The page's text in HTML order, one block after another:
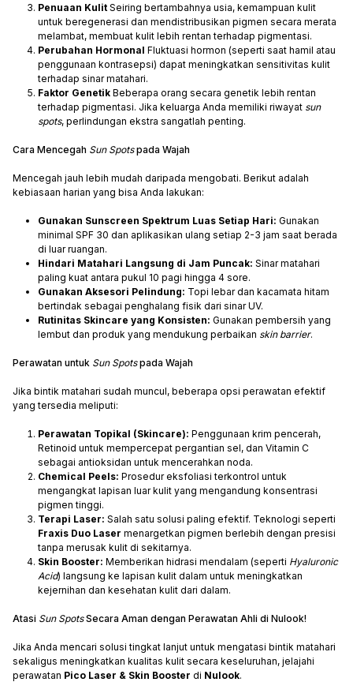
Penuaan KulitSeiring bertambahnya usia, kemampuan kulit
untuk beregenerasi dan mendistribusikan pigmen secara merata
melambat, membuat kulit lebih rentan terhadap pigmentasi.
Perubahan Hormonal Fluktuasi hormon (seperti saat hamil atau
penggunaan kontrasepsi) dapat meningkatkan sensitivitas kulit
terhadap sinar matahari.
Faktor Genetik Beberapa orang secara genetik lebih rentan
terhadap pigmentasi. Jika keluarga Anda memiliki riwayat sun
spots, perlindungan ekstra sangatlah penting.
Cara Mencegah Sun Spotspada Wajah
Mencegah jauh lebih mudah daripada mengobati. Berikut adalah
kebiasaan harian yang bisa Anda lakukan:
Gunakan Sunscreen Spektrum Luas Setiap Hari: Gunakan
minimal SPF 30 dan aplikasikan ulang setiap 2-3 jam saat berada
di luar ruangan.
Hindari Matahari Langsung di Jam Puncak: Sinar matahari
paling kuat antara pukul 10 pagi hingga 4 sore.
Gunakan Aksesori Pelindung: Topi lebar dan kacamata hitam
bertindak sebagai penghalang fisik dari sinar UV.
Rutinitas Skincare yang Konsisten: Gunakan pembersih yang
lembut dan produk yang mendukung perbaikan skin barrier.
Perawatan untuk Sun Spotspada Wajah
Jika bintik matahari sudah muncul, beberapa opsi perawatan efektif
yang tersedia meliputi:
Perawatan Topikal (Skincare): Penggunaan krim pencerah,
Retinoid untuk mempercepat pergantian sel, dan Vitamin C
sebagai antioksidan untuk mencerahkan noda.
Chemical Peels: Prosedur eksfoliasi terkontrol untuk
mengangkat lapisan luar kulit yang mengandung konsentrasi
pigmen tinggi.
Terapi Laser: Salah satu solusi paling efektif. Teknologi seperti
Fraxis Duo Laser menargetkan pigmen berlebih dengan presisi
tanpa merusak kulit di sekitarnya.
Skin Booster: Memberikan hidrasi mendalam (seperti Hyaluronic
Acid) langsung ke lapisan kulit dalam untuk meningkatkan
kejernihan dan kesehatan kulit dari dalam.
Atasi Sun SpotsSecara Aman dengan Perawatan Ahli di Nulook!
Jika Anda mencari solusi tingkat lanjut untuk mengatasi bintik matahari
sekaligus meningkatkan kualitas kulit secara keseluruhan, jelajahi
perawatan Pico Laser & Skin Booster di Nulook.